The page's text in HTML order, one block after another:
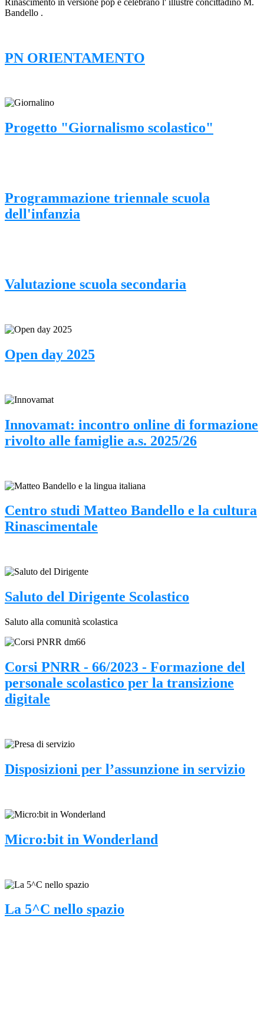
Bandello .
PN ORIENTAMENTO
Progetto "Giornalismo scolastico"
Programmazione triennale scuola
dell'infanzia
Valutazione scuola secondaria
Open day 2025
Innovamat: incontro online di formazione
rivolto alle famiglie a.s. 2025/26
Centro studi Matteo Bandello e la cultura
Rinascimentale
Saluto del Dirigente Scolastico
Saluto alla comunità scolastica
Corsi PNRR - 66/2023 - Formazione del
personale scolastico per la transizione
digitale
Disposizioni per l’assunzione in servizio
Micro:bit in Wonderland
La 5^C nello spazio